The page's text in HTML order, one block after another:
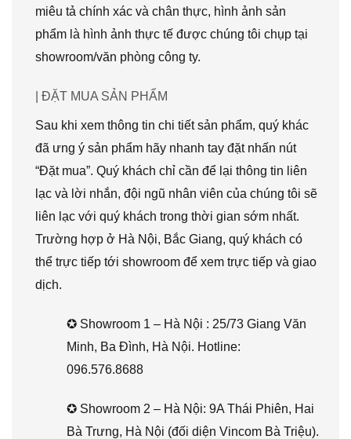
miêu tả chính xác và chân thực, hình ảnh sản
phẩm là hình ảnh thực tế được chúng tôi chụp tại
showroom/văn phòng công ty.
| ĐẶT MUA SẢN PHẨM
Sau khi xem thông tin chi tiết sản phẩm, quý khác
đã ưng ý sản phẩm hãy nhanh tay đặt nhấn nút
“Đặt mua”. Quý khách chỉ cần để lại thông tin liên
lạc và lời nhắn, đội ngũ nhân viên của chúng tôi sẽ
liên lạc với quý khách trong thời gian sớm nhất.
Trường hợp ở Hà Nội, Bắc Giang, quý khách có
thể trực tiếp tới showroom để xem trực tiếp và giao
dịch.
✪ Showroom 1 – Hà Nội : 25/73 Giang Văn
Minh, Ba Đình, Hà Nội. Hotline:
096.576.8688
✪ Showroom 2 – Hà Nội: 9A Thái Phiên, Hai
Bà Trưng, Hà Nội (đối diện Vincom Bà Triệu).